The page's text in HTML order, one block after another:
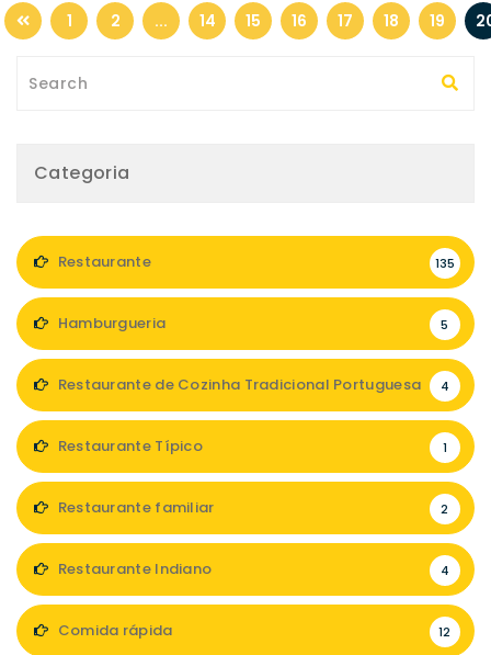
1 2 ... 14 15 16 17 18 19
Categoria
Restaurante 135
Hamburgueria 5
Restaurante de Cozinha Tradicional Portuguesa 4
Restaurante Típico 1
Restaurante familiar 2
Restaurante Indiano 4
Comida rápida 12